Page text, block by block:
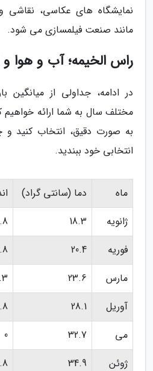
نمایشگاه های عکاسی، نقاشی
مانند صنعت فیلمسازی می شود.
راس الخیمه؛ آب و هوا و
در ادامه، جداولی از
مختلف سال به شما ارائه خواهیم
به صورت دقیق، انتخاب کنید و
انتخابی خود ببندید.
ماه دما (سانتی گراد)
ژانویه
18.3
فوریه
20.4
مارس
23.6
آوریل
28.1
می
32.7
0
ژوئن
34.9